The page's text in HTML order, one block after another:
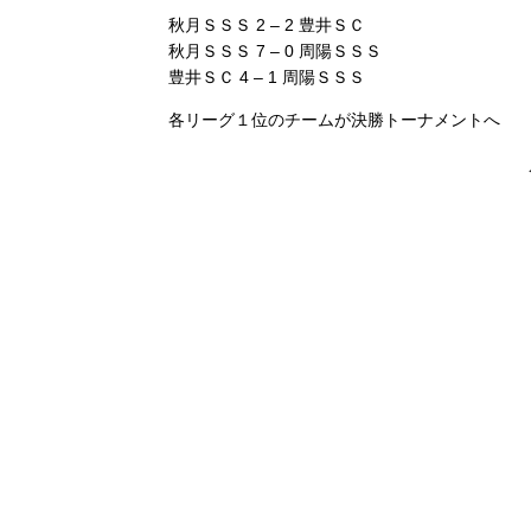
秋月ＳＳＳ 2 – 2 豊井ＳＣ
秋月ＳＳＳ 7 – 0 周陽ＳＳＳ
豊井ＳＣ 4 – 1 周陽ＳＳＳ
各リーグ１位のチームが決勝トーナメントへ